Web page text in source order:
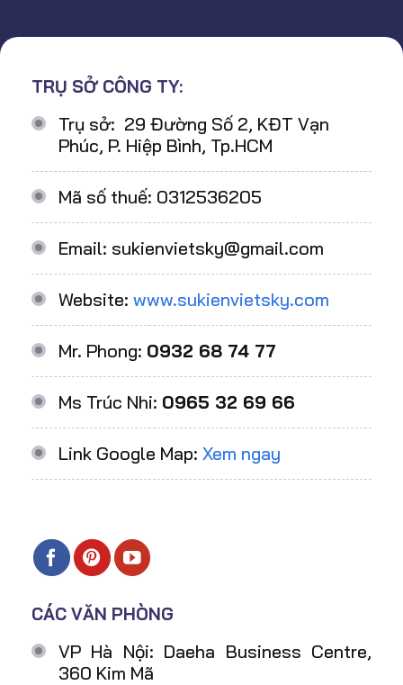
TRỤ SỞ CÔNG TY:
Trụ sở: 29 Đường Số 2, KĐT Vạn
Phúc, P. Hiệp Bình, Tp.HCM
Mã số thuế: 0312536205
Email: sukienvietsky@gmail.com
Website: www.sukienvietsky.com
Mr. Phong: 0932 68 74 77
Ms Trúc Nhi: 0965 32 69 66
Link Google Map: Xem ngay
CÁC VĂN PHÒNG
VP Hà Nội: Daeha Business Centre,
360 Kim Mã